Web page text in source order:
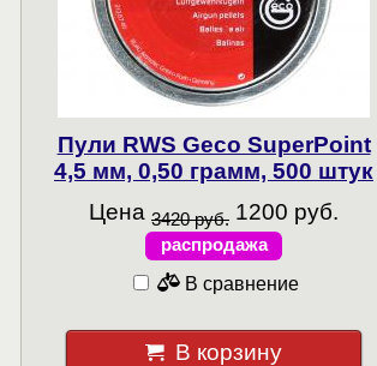
Пули RWS Geco SuperPoint
4,5 мм, 0,50 грамм, 500 штук
Цена3420 руб. 1200 руб.
распродажа
В сравнение
В корзину